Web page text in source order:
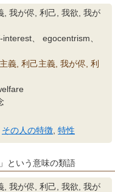
, 我が侭, 利己, 我欲, 我が
、 egocentrism、
義, 利己主義, 我が侭, 利
その人の特徴 特性
という意味の類語
, 我が侭, 利己, 我欲, 我が